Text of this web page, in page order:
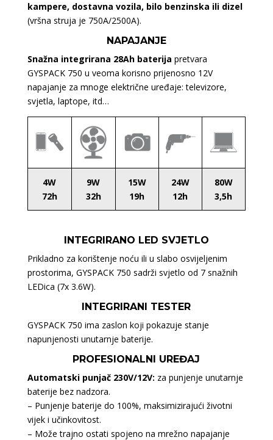
kampere, dostavna vozila, bilo benzinska ili dizel
(vršna struja je 750A/2500A).
NAPAJANJE
Snažna integrirana 28Ah baterija pretvara
GYSPACK 750 u veoma korisno prijenosno 12V
napajanje za mnoge električne uređaje: televizore,
svjetla, laptope, itd…
4W
72h
9W
32h
15W
19h
24W
12h
80W
3,5h
INTEGRIRANO LED SVJETLO
Prikladno za korištenje noću ili u slabo osvijeljenim
prostorima, GYSPACK 750 sadrži svjetlo od 7 snažnih
LEDica (7x 3.6W).
INTEGRIRANI TESTER
GYSPACK 750 ima zaslon koji pokazuje stanje
napunjenosti unutarnje baterije.
PROFESIONALNI UREĐAJ
Automatski punjač 230V/12V: za punjenje unutarnje
baterije bez nadzora.
– Punjenje baterije do 100%, maksimizirajući životni
vijek i učinkovitost.
– Može trajno ostati spojeno na mrežno napajanje